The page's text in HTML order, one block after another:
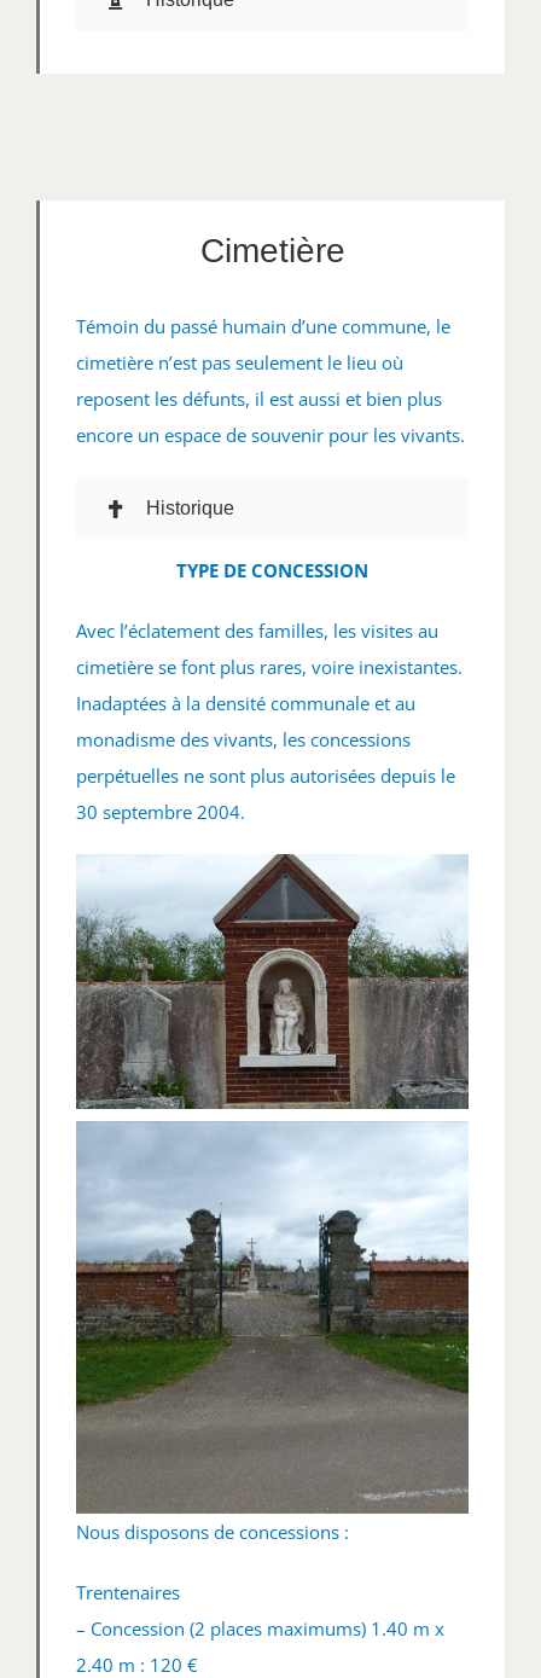
Cimetière
Témoin du passé humain d’une commune, le
cimetière n’est pas seulement le lieu où
reposent les défunts, il est aussi et bien plus
encore un espace de souvenir pour les vivants.
Historique
TYPE DE CONCESSION
Avec l’éclatement des familles, les visites au
cimetière se font plus rares, voire inexistantes.
Inadaptées à la densité communale et au
monadisme des vivants, les concessions
perpétuelles ne sont plus autorisées depuis le
30 septembre 2004.
Nous disposons de concessions :
Trentenaires
– Concession (2 places maximums) 1.40 m x
2.40 m : 120 €